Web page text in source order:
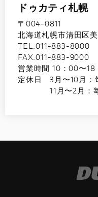
ドゥカティ札幌
〒004-0811
北海道札幌市清田区
TEL.011-883-8000
FAX.011-883-9000
営業時間 10：00〜18
定休日 3月〜10月：
11月〜2月：